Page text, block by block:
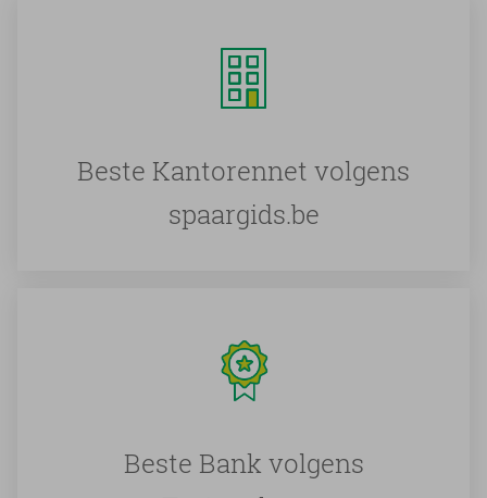
Beste Kantorennet volgens
spaargids.be
Beste Bank volgens